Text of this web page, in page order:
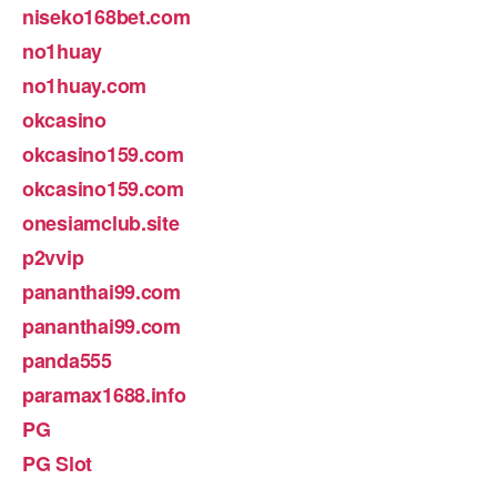
niseko168bet.com
no1huay
no1huay.com
okcasino
okcasino159.com
okcasino159.com
onesiamclub.site
p2vvip
pananthai99.com
pananthai99.com
panda555
paramax1688.info
PG
PG Slot